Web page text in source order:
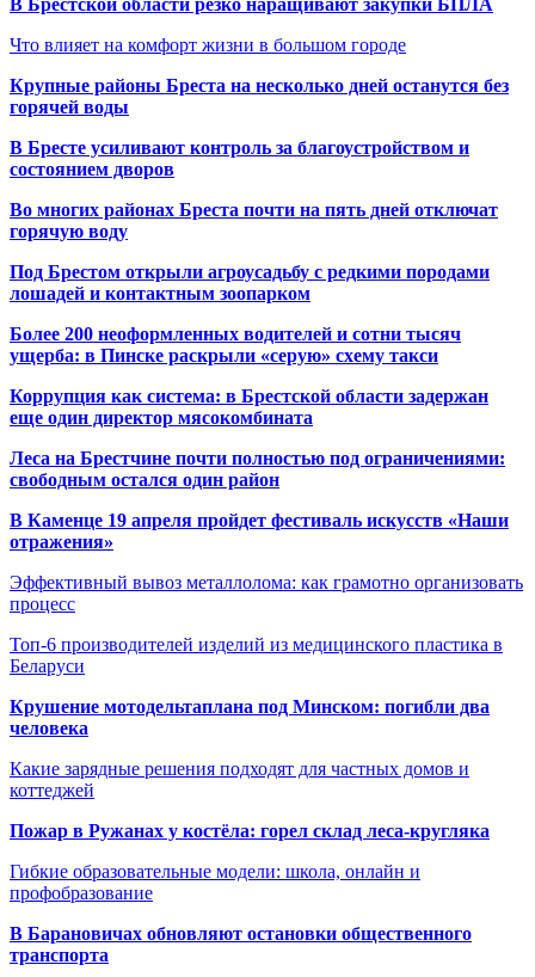
Что влияет на комфорт жизни в большом городе
Крупные районы Бреста на несколько дней останутся без
горячей воды
В Бресте усиливают контроль за благоустройством и
состоянием дворов
Во многих районах Бреста почти на пять дней отключат
горячую воду
Под Брестом открыли агроусадьбу с редкими породами
лошадей и контактным зоопарком
Более 200 неоформленных водителей и сотни тысяч
ущерба: в Пинске раскрыли «серую» схему такси
Коррупция как система: в Брестской области задержан
еще один директор мясокомбината
Леса на Брестчине почти полностью под ограничениями:
свободным остался один район
В Каменце 19 апреля пройдет фестиваль искусств «Наши
отражения»
Эффективный вывоз металлолома: как грамотно организовать
процесс
Топ-6 производителей изделий из медицинского пластика в
Беларуси
Крушение мотодельтаплана под Минском: погибли два
человека
Какие зарядные решения подходят для частных домов и
коттеджей
Пожар в Ружанах у костёла: горел склад леса-кругляка
Гибкие образовательные модели: школа, онлайн и
профобразование
В Барановичах обновляют остановки общественного
транспорта